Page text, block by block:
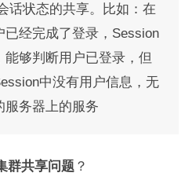
话状态的共享。比如：在
已经完成了登录，Session
够判断用户已登录，但
中没有用户信息，无
服务器上的服务
群共享问题？